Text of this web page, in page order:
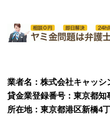
業者名：株式会社キャッシ
貸金業登録番号：東京都知
所在地：東京都港区新橋4